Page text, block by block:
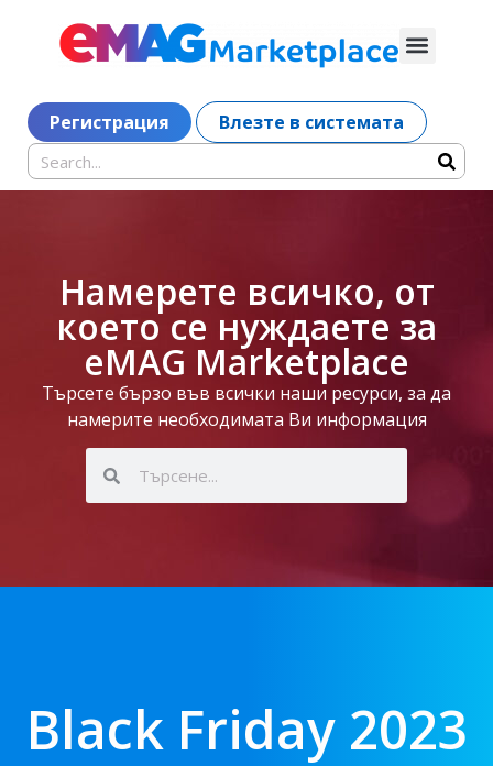
Регистрация Влезте в системата
Намерете всичко, от
което се нуждаете за
eMAG Marketplace
Търсете бързо във всички наши ресурси, за да
намерите необходимата Ви информация
Black Friday 2023